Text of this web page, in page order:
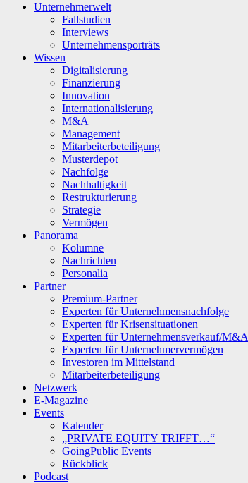
Unternehmerwelt
Fallstudien
Interviews
Unternehmensporträts
Wissen
Digitalisierung
Finanzierung
Innovation
Internationalisierung
M&A
Management
Mitarbeiterbeteiligung
Musterdepot
Nachfolge
Nachhaltigkeit
Restrukturierung
Strategie
Vermögen
Panorama
Kolumne
Nachrichten
Personalia
Partner
Premium-Partner
Experten für Unternehmensnachfolge
Experten für Krisensituationen
Experten für Unternehmensverkauf/M&A
Experten für Unternehmervermögen
Investoren im Mittelstand
Mitarbeiterbeteiligung
Netzwerk
E-Magazine
Events
Kalender
„PRIVATE EQUITY TRIFFT…“
GoingPublic Events
Rückblick
Podcast